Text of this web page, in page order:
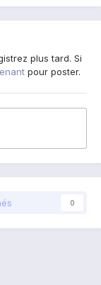
plus tard. Si
pour poster.
0